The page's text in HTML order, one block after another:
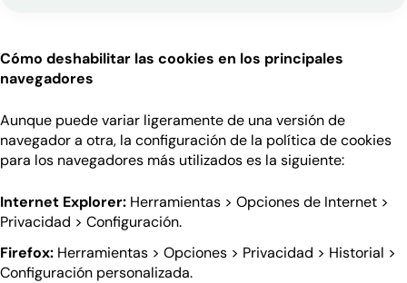
Cómo deshabilitar las cookies en los principales
navegadores
Aunque puede variar ligeramente de una versión de
navegador a otra, la configuración de la política de cookies
para los navegadores más utilizados es la siguiente:
Internet Explorer: Herramientas > Opciones de Internet >
Privacidad > Configuración.
Firefox: Herramientas > Opciones > Privacidad > Historial >
Configuración personalizada.